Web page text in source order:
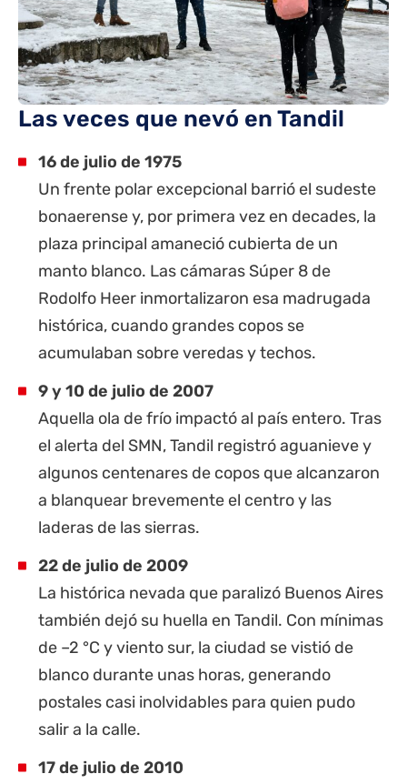
Las veces que nevó en Tandil
16 de julio de 1975
Un frente polar excepcional barrió el sudeste
bonaerense y, por primera vez en decades, la
plaza principal amaneció cubierta de un
manto blanco. Las cámaras Súper 8 de
Rodolfo Heer inmortalizaron esa madrugada
histórica, cuando grandes copos se
acumulaban sobre veredas y techos.
9 y 10 de julio de 2007
Aquella ola de frío impactó al país entero. Tras
el alerta del SMN, Tandil registró aguanieve y
algunos centenares de copos que alcanzaron
a blanquear brevemente el centro y las
laderas de las sierras.
22 de julio de 2009
La histórica nevada que paralizó Buenos Aires
también dejó su huella en Tandil. Con mínimas
de –2 °C y viento sur, la ciudad se vistió de
blanco durante unas horas, generando
postales casi inolvidables para quien pudo
salir a la calle.
17 de julio de 2010